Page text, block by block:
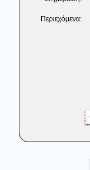
Περιεχόμενα: